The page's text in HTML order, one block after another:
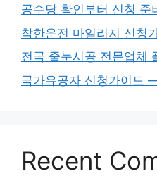
공수당 확인부터 신청 준
착한운전 마일리지 신청
전국 줄눈시공 전문업체
국가유공자 신청가이드
Recent